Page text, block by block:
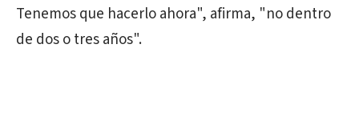
Tenemos que hacerlo ahora", afirma, "no dentro
de dos o tres años".